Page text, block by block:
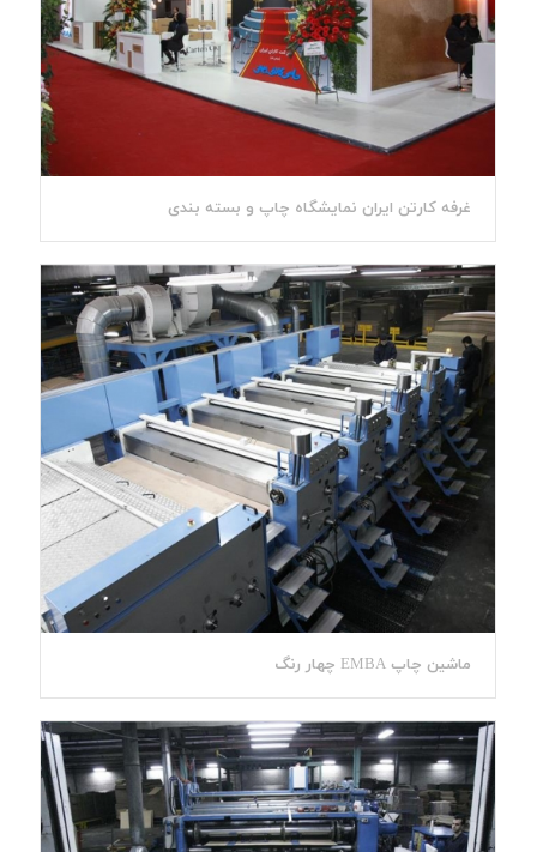
غرفه کارتن ایران نمایشگاه چاپ و بسته بندی
ماشین چاپ EMBA چهار رنگ